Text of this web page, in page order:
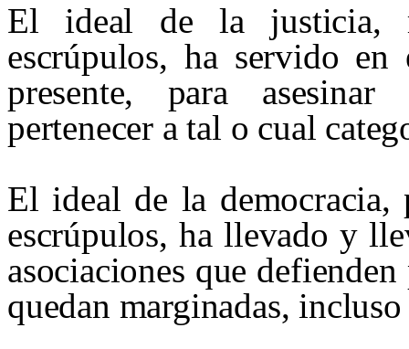
El ideal de la justicia,
escrúpulos, ha servido
presente, para
pertenecer a tal o cual
El ideal de la democracia,
escrúpulos, ha llevado y
asociaciones que
quedan marginadas,